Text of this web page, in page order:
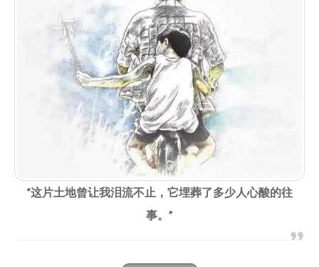
“这片土地曾让我泪流不止，它埋葬了多少人心酸的往
事。”